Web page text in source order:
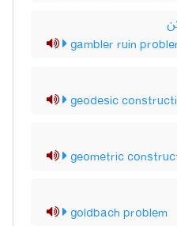
gambler ruin
geodesic
geometric
goldbach problem